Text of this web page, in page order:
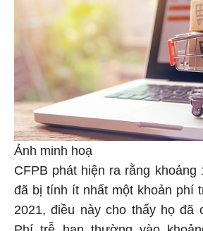
Ảnh minh hoạ
CFPB phát hiện ra rằng
đã bị tính ít nhất một khoản phí
2021, điều này cho thấy họ đã
Phí trễ hạn thường vào